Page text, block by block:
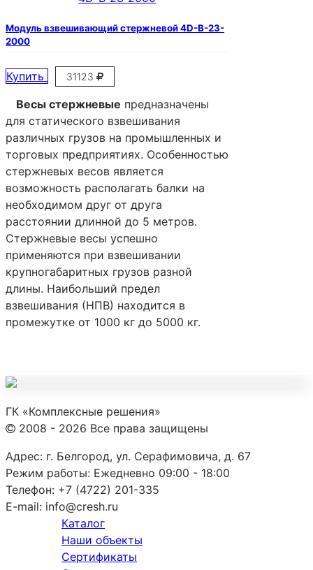
Модуль взвешивающий стержневой 4D-B-23-
2000
Купить 31123
Весы стержневые предназначены
для статического взвешивания
различных грузов на промышленных и
торговых предприятиях. Особенностью
стержневых весов является
возможность располагать балки на
необходимом друг от друга
расстоянии длинной до 5 метров.
Стержневые весы успешно
применяются при взвешивании
крупногабаритных грузов разной
длины. Наибольший предел
взвешивания (НПВ) находится в
промежутке от 1000 кг до 5000 кг.
ГК «Комплексные решения»
2008 - 2026 Все права защищены
Адрес: г. Белгород, ул. Серафимовича, д. 67
Режим работы: Ежедневно 09:00 - 18:00
Телефон: +7 (4722) 201-335
E-mail: info@cresh.ru
Каталог
Наши объекты
Сертификаты